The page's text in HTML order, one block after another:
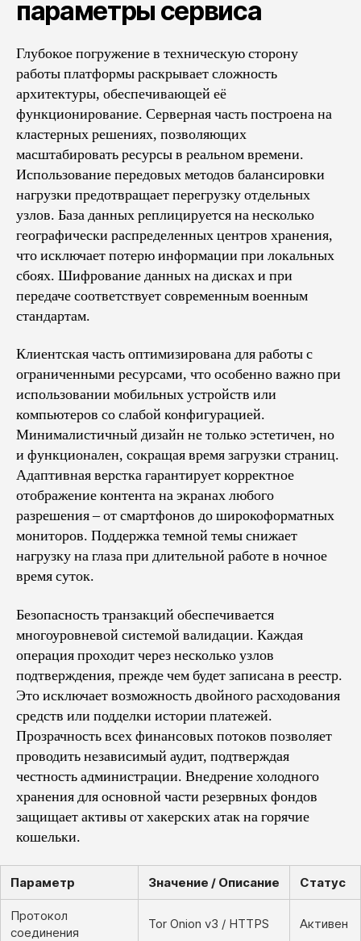
параметры сервиса
Глубокое погружение в техническую сторону
работы платформы раскрывает сложность
архитектуры, обеспечивающей её
функционирование. Серверная часть построена на
кластерных решениях, позволяющих
масштабировать ресурсы в реальном времени.
Использование передовых методов балансировки
нагрузки предотвращает перегрузку отдельных
узлов. База данных реплицируется на несколько
географически распределенных центров хранения,
что исключает потерю информации при локальных
сбоях. Шифрование данных на дисках и при
передаче соответствует современным военным
стандартам.
Клиентская часть оптимизирована для работы с
ограниченными ресурсами, что особенно важно при
использовании мобильных устройств или
компьютеров со слабой конфигурацией.
Минималистичный дизайн не только эстетичен, но
и функционален, сокращая время загрузки страниц.
Адаптивная верстка гарантирует корректное
отображение контента на экранах любого
разрешения – от смартфонов до широкоформатных
мониторов. Поддержка темной темы снижает
нагрузку на глаза при длительной работе в ночное
время суток.
Безопасность транзакций обеспечивается
многоуровневой системой валидации. Каждая
операция проходит через несколько узлов
подтверждения, прежде чем будет записана в реестр.
Это исключает возможность двойного расходования
средств или подделки истории платежей.
Прозрачность всех финансовых потоков позволяет
проводить независимый аудит, подтверждая
честность администрации. Внедрение холодного
хранения для основной части резервных фондов
защищает активы от хакерских атак на горячие
кошельки.
Параметр Значение / Описание Статус
Протокол
соединения
Tor Onion v3 / HTTPS Активен